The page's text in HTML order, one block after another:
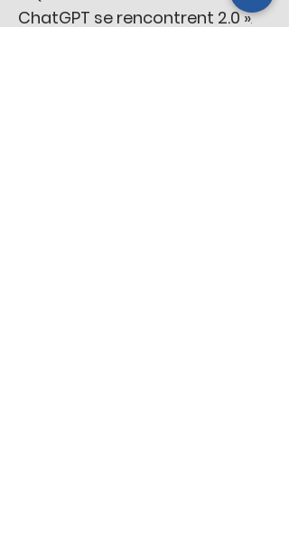
ChatGPT se rencontrent 2.0 ».